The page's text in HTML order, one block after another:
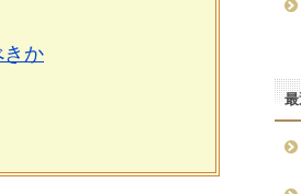
きか